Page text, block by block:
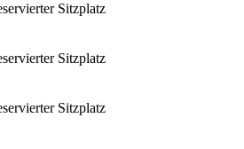
Sitzplatz
Sitzplatz
Sitzplatz